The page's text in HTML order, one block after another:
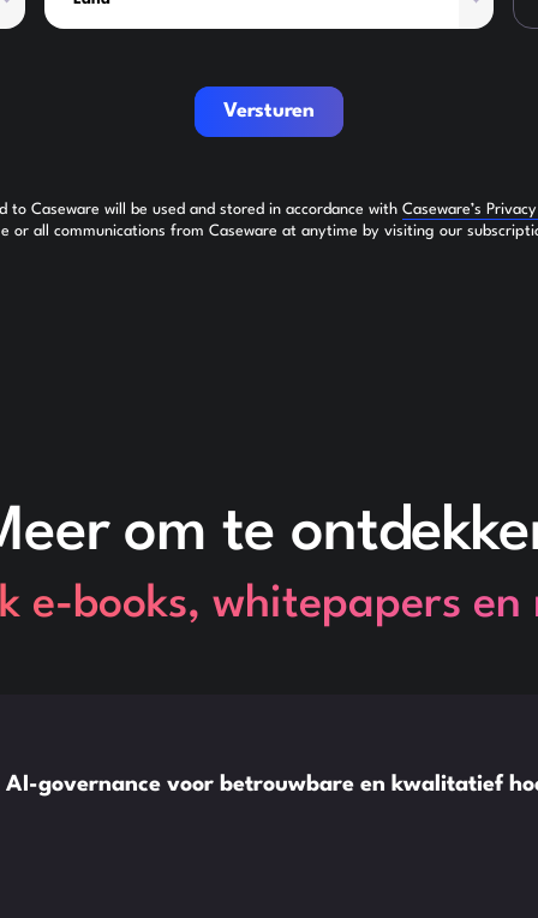
Versturen
Caseware will be used and stored in accordance with Caseware’s
or all communications from Caseware at anytime by visiting our
om te
e-books, whitepapers en
governance voor betrouwbare en kwalitatief